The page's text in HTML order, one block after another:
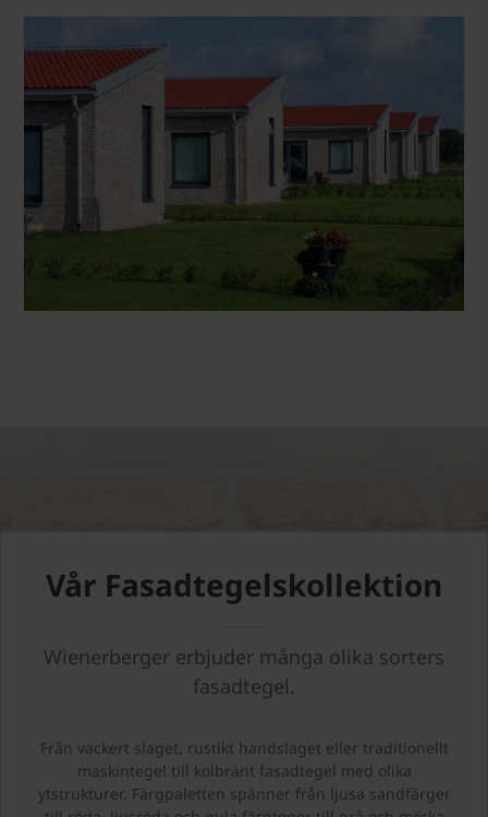
Vår Fasadtegelskollektion
Wienerberger erbjuder många olika sorters
fasadtegel.
Från vackert slaget, rustikt handslaget eller traditionellt
maskintegel till kolbränt fasadtegel med olika
ytstrukturer. Färgpaletten spänner från ljusa sandfärger